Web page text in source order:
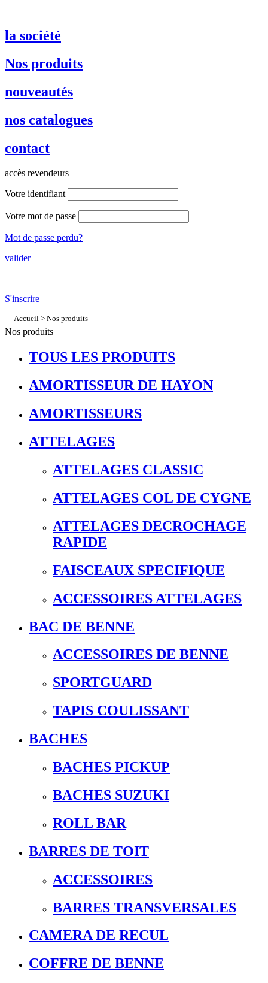
la société
Nos produits
nouveautés
nos catalogues
contact
accès revendeurs
Votre identifiant
Votre mot de passe
Mot de passe perdu?
valider
S'inscrire
Accueil > Nos produits
Nos produits
TOUS LES PRODUITS
AMORTISSEUR DE HAYON
AMORTISSEURS
ATTELAGES
ATTELAGES CLASSIC
ATTELAGES COL DE CYGNE
ATTELAGES DECROCHAGE
RAPIDE
FAISCEAUX SPECIFIQUE
ACCESSOIRES ATTELAGES
BAC DE BENNE
ACCESSOIRES DE BENNE
SPORTGUARD
TAPIS COULISSANT
BACHES
BACHES PICKUP
BACHES SUZUKI
ROLL BAR
BARRES DE TOIT
ACCESSOIRES
BARRES TRANSVERSALES
CAMERA DE RECUL
COFFRE DE BENNE